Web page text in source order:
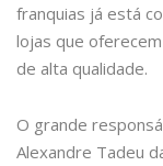
franquias já está
lojas que
de alta qualidade.
O grande
Alexandre Tadeu